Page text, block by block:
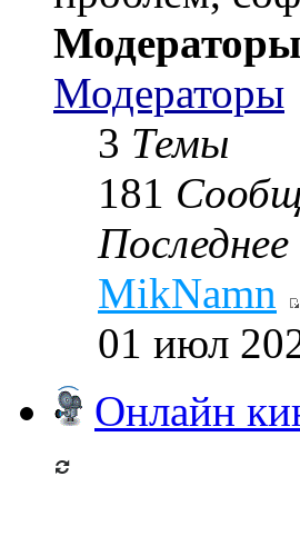
Модераторы
3 Темы
181
MikNamn
01 июл
Онлайн